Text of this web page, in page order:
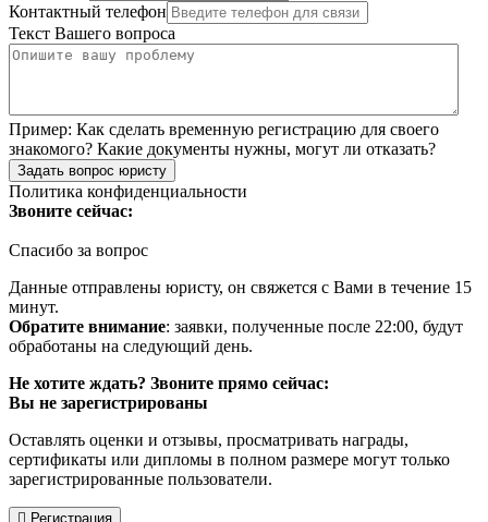
Контактный телефон
Текст Вашего вопроса
Пример: Как сделать временную регистрацию для своего
знакомого? Какие документы нужны, могут ли отказать?
Задать вопрос юристу
Политика конфиденциальности
Звоните сейчас:
Спасибо за вопрос
Данные отправлены юристу, он свяжется с Вами в течение 15
минут.
Обратите внимание: заявки, полученные после 22:00, будут
обработаны на следующий день.
Не хотите ждать? Звоните прямо сейчас:
Вы не зарегистрированы
Оставлять оценки и отзывы, просматривать награды,
сертификаты или дипломы в полном размере могут только
зарегистрированные пользователи.
Регистрация